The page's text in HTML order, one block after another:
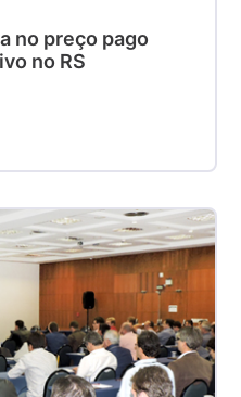
no preço pago
no RS